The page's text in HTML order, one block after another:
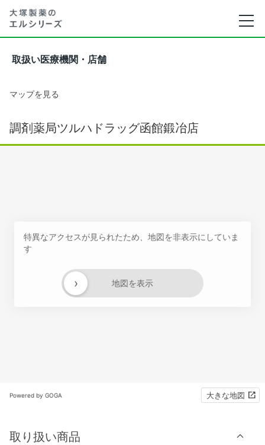
取扱い医療機関・店舗
マップを見る
調剤薬局ツルハドラッグ函館鍛冶店
特異なアクセスが見られたため、地図を非表示にしていま
す
地図を表示
›
Powered by GOGA 大きな地図
取り扱い商品